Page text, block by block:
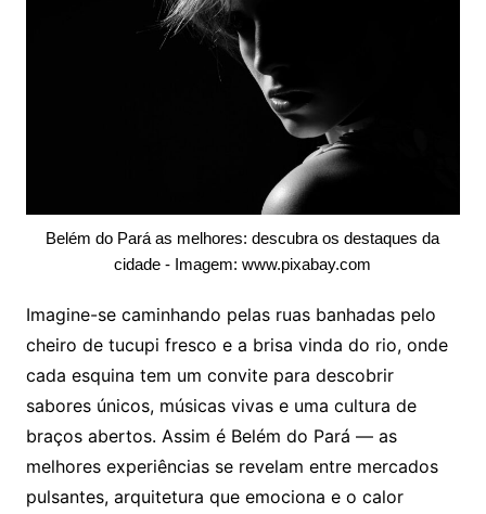
Belém do Pará as melhores: descubra os destaques da
cidade - Imagem: www.pixabay.com
Imagine-se caminhando pelas ruas banhadas pelo
cheiro de tucupi fresco e a brisa vinda do rio, onde
cada esquina tem um convite para descobrir
sabores únicos, músicas vivas e uma cultura de
braços abertos. Assim é Belém do Pará — as
melhores experiências se revelam entre mercados
pulsantes, arquitetura que emociona e o calor